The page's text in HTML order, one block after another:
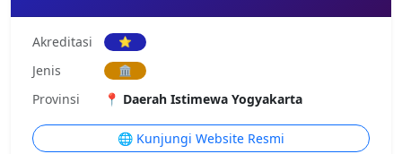
Akreditasi ⭐
Jenis 🏛️
Provinsi 📍 Daerah Istimewa Yogyakarta
🌐 Kunjungi Website Resmi